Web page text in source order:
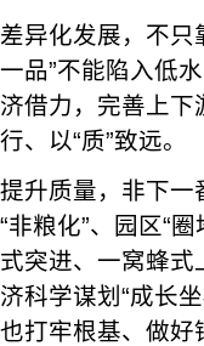
差异化发展，不只
一品”不能陷入低
济借力，完善上下
行、以“质”致远。
提升质量，非下一
“非粮化”、园区“
式突进、一窝蜂
济科学谋划“成长
也打牢根基、做好